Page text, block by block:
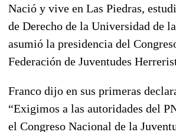
Nació y vive en Las Piedras,
de Derecho de la Universidad de
asumió la presidencia del
Federación de Juventudes
Franco dijo en sus primeras
“Exigimos a las autoridades del
el Congreso Nacional de la